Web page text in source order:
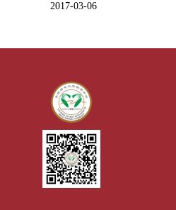
2017-03-06